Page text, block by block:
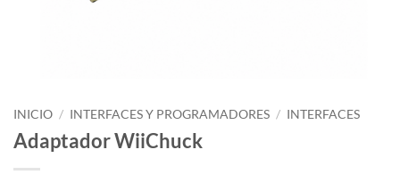
INICIO / INTERFACES Y PROGRAMADORES / INTERFACES
Adaptador WiiChuck